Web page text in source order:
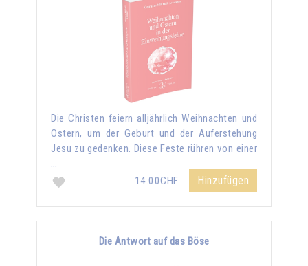
Die Christen feiern alljährlich Weihnachten und
Ostern, um der Geburt und der Auferstehung
Jesu zu gedenken. Diese Feste rühren von einer
…
14.00CHF
Hinzufügen
Die Antwort auf das Böse